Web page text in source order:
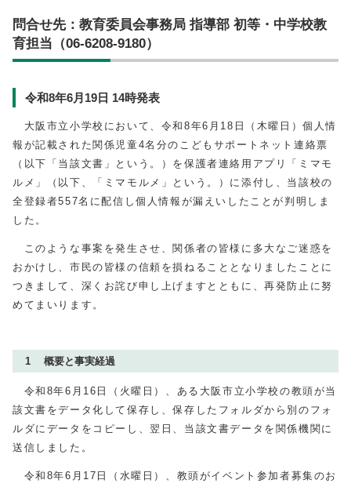
問合せ先：教育委員会事務局 指導部 初等・中学校教
育担当（06-6208-9180）
令和8年6月19日 14時発表
大阪市立小学校において、令和8年6月18日（木曜日）個人情
報が記載された関係児童4名分のこどもサポートネット連絡票
（以下「当該文書」という。）を保護者連絡用アプリ「ミマモ
ルメ」（以下、「ミマモルメ」という。）に添付し、当該校の
全登録者557名に配信し個人情報が漏えいしたことが判明しま
した。
このような事案を発生させ、関係者の皆様に多大なご迷惑を
おかけし、市民の皆様の信頼を損ねることとなりましたことに
つきまして、深くお詫び申し上げますとともに、再発防止に努
めてまいります。
1 概要と事実経過
令和8年6月16日（火曜日）、ある大阪市立小学校の教頭が当
該文書をデータ化して保存し、保存したフォルダから別のフォ
ルダにデータをコピーし、翌日、当該文書データを関係機関に
送信しました。
令和8年6月17日（水曜日）、教頭がイベント参加者募集のお